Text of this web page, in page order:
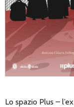
Lo spazio Plus –